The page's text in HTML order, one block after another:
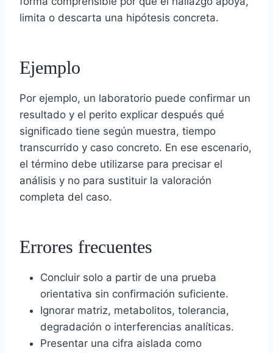
limita o descarta una hipótesis concreta.
Ejemplo
Por ejemplo, un laboratorio puede confirmar un
resultado y el perito explicar después qué
significado tiene según muestra, tiempo
transcurrido y caso concreto. En ese escenario,
el término debe utilizarse para precisar el
análisis y no para sustituir la valoración
completa del caso.
Errores frecuentes
Concluir solo a partir de una prueba
orientativa sin confirmación suficiente.
Ignorar matriz, metabolitos, tolerancia,
degradación o interferencias analíticas.
Presentar una cifra aislada como